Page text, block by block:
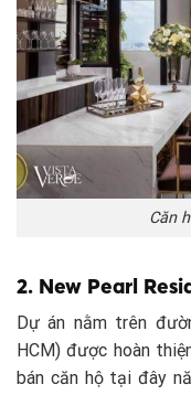
Căn
2. New Pearl
Dự án nằm trên
HCM) được hoàn
bán căn hộ tại đây